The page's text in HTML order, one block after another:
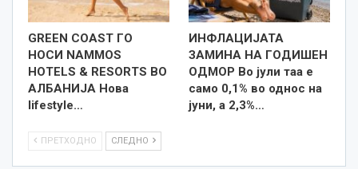
GREEN COAST ГО
НОСИ NAMMOS
HOTELS & RESORTS ВО
АЛБАНИЈА Нова
lifestyle…
ИНФЛАЦИЈАТА
ЗАМИНА НА ГОДИШЕН
ОДМОР Во јули таа е
само 0,1% во однос на
јуни, а 2,3%…
ПРЕТХОДНО СЛЕДНО